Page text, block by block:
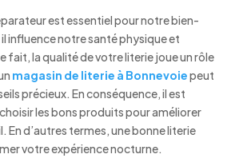
est essentiel pour notre bien-
influence notre santé physique et
fait, la qualité de votre literie joue un rôle
magasin de literie à Bonnevoiepeut
précieux. En conséquence, il est
les bons produits pour améliorer
En d’autres termes, une bonne literie
votre expérience nocturne.